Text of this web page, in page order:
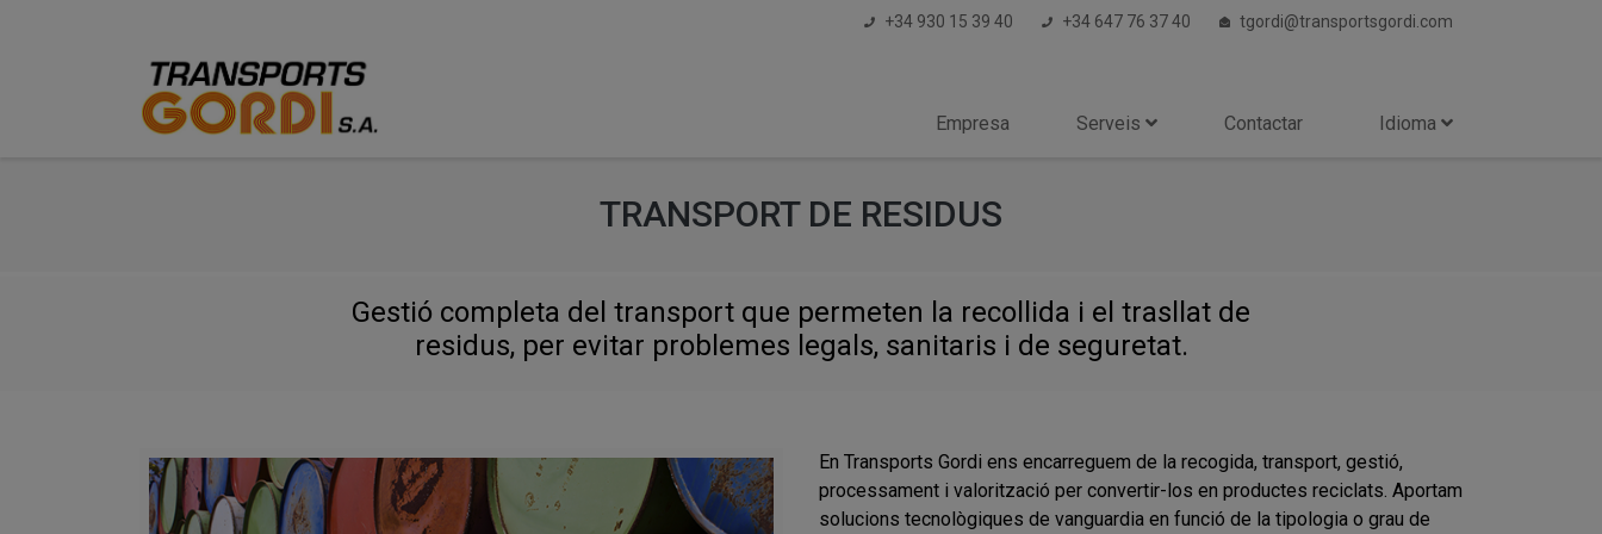
+34 930 15 39 40 +34 647 76 37 40 tgordi@transportsgordi.com
Empresa Serveis Contactar Idioma
TRANSPORT DE RESIDUS
Gestió completa del transport que permeten la recollida i el trasllat de
residus, per evitar problemes legals, sanitaris i de seguretat.
En Transports Gordi ens encarreguem de la recogida, transport, gestió,
processament i valorització per convertir-los en productes reciclats. Aportam
solucions tecnològiques de vanguardia en funció de la tipologia o grau de